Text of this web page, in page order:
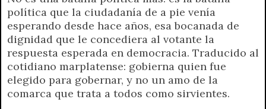
política que la ciudadanía de a pie venía
esperando desde hace años, esa bocanada de
dignidad que le concediera al votante la
respuesta esperada en democracia. Traducido al
cotidiano marplatense: gobierna quien fue
elegido para gobernar, y no un amo de la
comarca que trata a todos como sirvientes.